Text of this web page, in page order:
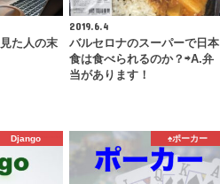
た人の末
2019.6.4
バルセロナのスーパーで日本
食は食べられるのか？⇨A.弁
当があります！
Django ♠️ポーカー